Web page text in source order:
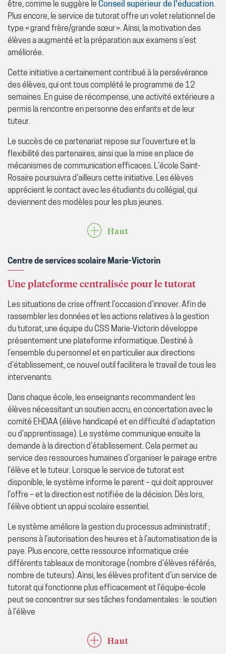
être, comme le suggère le Conseil supérieur de l'éducation.
Plus encore, le service de tutorat offre un volet relationnel de
type « grand frère/grande sœur ». Ainsi, la motivation des
élèves a augmenté et la préparation aux examens s’est
améliorée.
Cette initiative a certainement contribué à la persévérance
des élèves, qui ont tous complété le programme de 12
semaines. En guise de récompense, une activité extérieure a
permis la rencontre en personne des enfants et de leur
tuteur.
Le succès de ce partenariat repose sur l’ouverture et la
flexibilité des partenaires, ainsi que la mise en place de
mécanismes de communication efficaces. L’école Saint-
Rosaire poursuivra d’ailleurs cette initiative. Les élèves
apprécient le contact avec les étudiants du collégial, qui
deviennent des modèles pour les plus jeunes.
Haut
Centre de services scolaire Marie-Victorin
Une plateforme centralisée pour le tutorat
Les situations de crise offrent l’occasion d’innover. Afin de
rassembler les données et les actions relatives à la gestion
du tutorat, une équipe du CSS Marie-Victorin développe
présentement une plateforme informatique. Destiné à
l’ensemble du personnel et en particulier aux directions
d’établissement, ce nouvel outil facilitera le travail de tous les
intervenants.
Dans chaque école, les enseignants recommandent les
élèves nécessitant un soutien accru, en concertation avec le
comité EHDAA (élève handicapé et en difficulté d’adaptation
ou d’apprentissage). Le système communique ensuite la
demande à la direction d’établissement. Cela permet au
service des ressources humaines d’organiser le pairage entre
l’élève et le tuteur. Lorsque le service de tutorat est
disponible, le système informe le parent – qui doit approuver
l’offre – et la direction est notifiée de la décision. Dès lors,
l’élève obtient un appui scolaire essentiel.
Le système améliore la gestion du processus administratif ;
pensons à l’autorisation des heures et à l’automatisation de la
paye. Plus encore, cette ressource informatique crée
différents tableaux de monitorage (nombre d’élèves référés,
nombre de tuteurs). Ainsi, les élèves profitent d’un service de
tutorat qui fonctionne plus efficacement et l’équipe-école
peut se concentrer sur ses tâches fondamentales : le soutien
à l’élève
Haut